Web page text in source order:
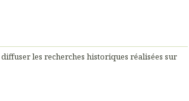
les recherches historiques réalisées sur